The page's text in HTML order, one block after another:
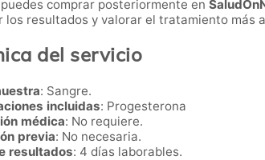
puedes comprar posteriormente en
los resultados y valorar el tratamiento más
del servicio
: Sangre.
incluidas: Progesterona
médica: No requiere.
previa: No necesaria.
resultados: 4 días laborables.